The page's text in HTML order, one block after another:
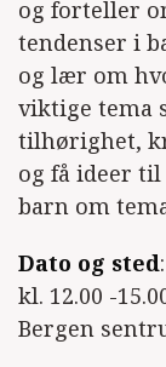
og forteller
tendenser i
og lær om
viktige tema
tilhørighet,
og få ideer
barn om
Dato og sted
kl. 12.00 -
Bergen